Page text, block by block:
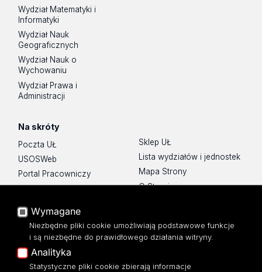
Wydział Matematyki i
Informatyki
Wydział Nauk
Geograficznych
Wydział Nauk o
Wychowaniu
Wydział Prawa i
Administracji
Na skróty
Poczta UŁ
USOSWeb
Portal Pracowniczy
Baza Aktów Własnych
Moodle
Eksperci UŁ
Polityka Prywatności
Dostępność
Sklep UŁ
Lista wydziałów i jednostek
Mapa Strony
O Stronie
Wymagane
Niezbędne pliki cookie umożliwiają podstawowe funkcje
i są niezbędne do prawidłowego działania witryny.
Analityka
Statystyczne pliki cookie zbierają informacje